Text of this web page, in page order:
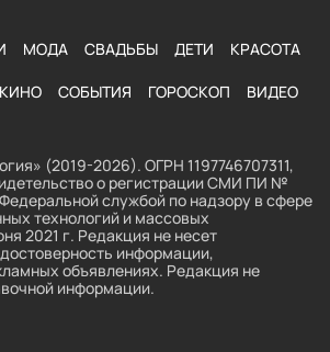
МОДА СВАДЬБЫ ДЕТИ КРАСОТА
КИНО СОБЫТИЯ ГОРОСКОП ВИДЕО
(2019-2026). ОГРН 1197746707311,
о регистрации СМИ ПИ №
службой по надзору в сфере
технологий и массовых
2021 г. Редакция не несет
информации,
объявлениях. Редакция не
информации.